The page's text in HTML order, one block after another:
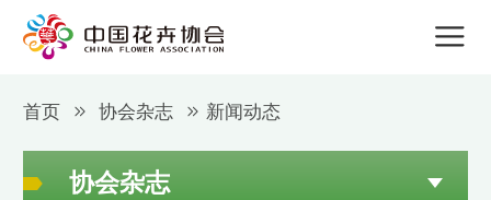
首页 协会杂志 新闻动态
协会杂志